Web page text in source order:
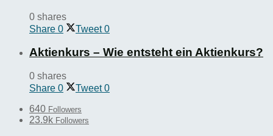
0 shares
Share 0 Tweet 0
Aktienkurs – Wie entsteht ein Aktienkurs?
0 shares
Share 0 Tweet 0
640 Followers
23.9k Followers